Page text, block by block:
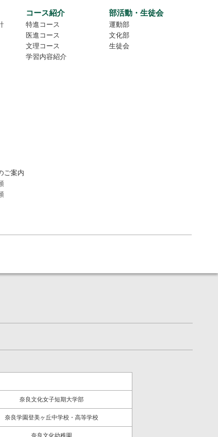
コース紹介
特進コース
医進コース
文理コース
学習内容紹介
部活動・生徒会
運動部
文化部
生徒会
ご案内
奈良文化女子短期大学部
奈良学園登美ヶ丘中学校・高等学校